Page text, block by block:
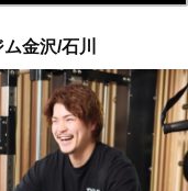
金沢/石川